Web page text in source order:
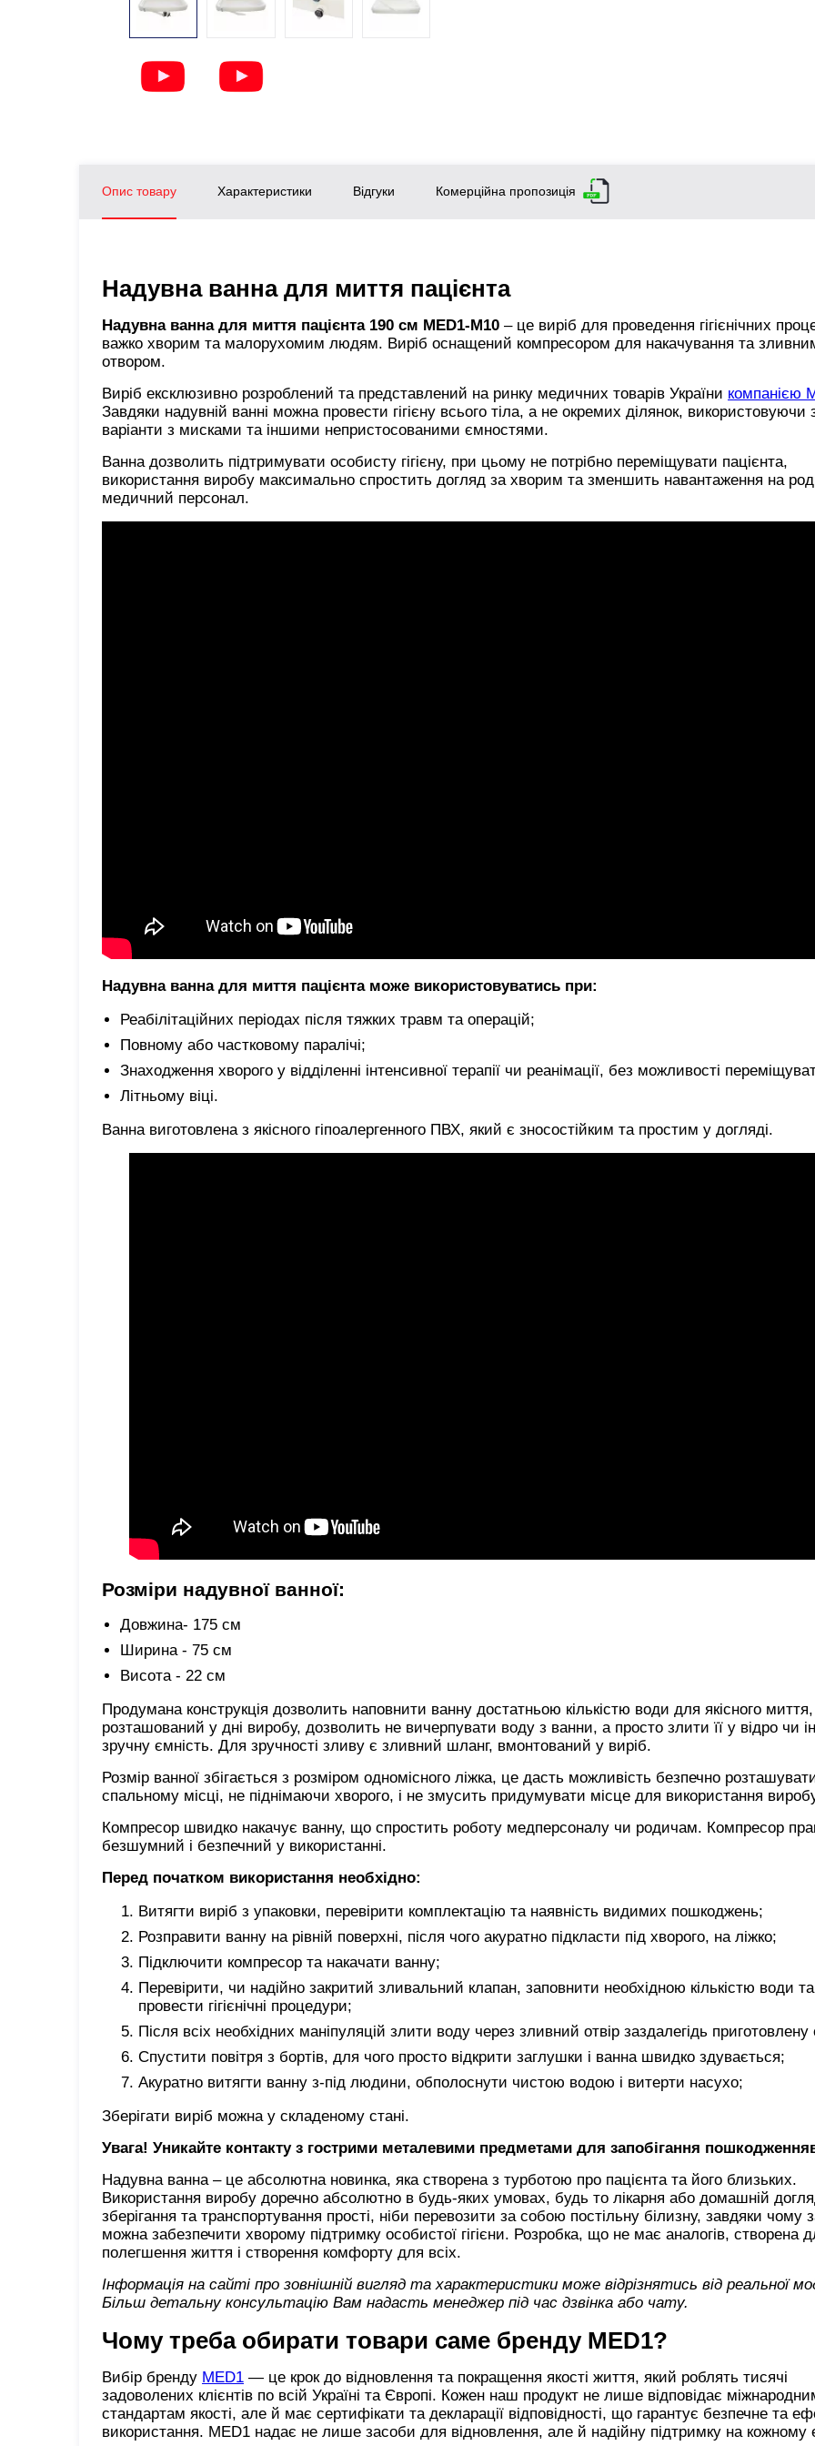
Опис товару Характеристики Відгуки Комерційна пропозиція
Надувна ванна для миття пацієнта
Надувна ванна для миття пацієнта 190 см MED1-M10 – це виріб для проведення гігієнічних
важко хворим та малорухомим людям. Виріб оснащений компресором для накачування та
отвором.
Виріб ексклюзивно розроблений та представлений на ринку медичних товарів України компанією
Завдяки надувній ванні можна провести гігієну всього тіла, а не окремих ділянок, використовуючи
варіанти з мисками та іншими непристосованими ємностями.
Ванна дозволить підтримувати особисту гігієну, при цьому не потрібно переміщувати пацієнта,
використання виробу максимально спростить догляд за хворим та зменшить навантаження на
медичний персонал.
Надувна ванна для миття пацієнта може використовуватись при:
Реабілітаційних періодах після тяжких травм та операцій;
Повному або частковому паралічі;
Знаходження хворого у відділенні інтенсивної терапії чи реанімації, без можливості
Літньому віці.
Ванна виготовлена з якісного гіпоалергенного ПВХ, який є зносостійким та простим у догляді.
Розміри надувної ванної:
Довжина- 175 см
Ширина - 75 см
Висота - 22 см
Продумана конструкція дозволить наповнити ванну достатньою кількістю води для якісного
розташований у дні виробу, дозволить не вичерпувати воду з ванни, а просто злити її у відро чи
зручну ємність. Для зручності зливу є зливний шланг, вмонтований у виріб.
Розмір ванної збігається з розміром одномісного ліжка, це дасть можливість безпечно
спальному місці, не піднімаючи хворого, і не змусить придумувати місце для використання
Компресор швидко накачує ванну, що спростить роботу медперсоналу чи родичам. Компресор
безшумний і безпечний у використанні.
Перед початком використання необхідно:
Витягти виріб з упаковки, перевірити комплектацію та наявність видимих пошкоджень;
Розправити ванну на рівній поверхні, після чого акуратно підкласти під хворого, на ліжко;
Підключити компресор та накачати ванну;
Перевірити, чи надійно закритий зливальний клапан, заповнити необхідною кількістю води та
провести гігієнічні процедури;
Після всіх необхідних маніпуляцій злити воду через зливний отвір заздалегідь приготовлену
Спустити повітря з бортів, для чого просто відкрити заглушки і ванна швидко здувається;
Акуратно витягти ванну з-під людини, обполоснути чистою водою і витерти насухо;
Зберігати виріб можна у складеному стані.
Увага! Уникайте контакту з гострими металевими предметами для запобігання
Надувна ванна – це абсолютна новинка, яка створена з турботою про пацієнта та його близьких.
Використання виробу доречно абсолютно в будь-яких умовах, будь то лікарня або домашній
зберігання та транспортування прості, ніби перевозити за собою постільну білизну, завдяки чому
можна забезпечити хворому підтримку особистої гігієни. Розробка, що не має аналогів, створена
полегшення життя і створення комфорту для всіх.
Інформація на сайті про зовнішній вигляд та характеристики може відрізнятись від реальної
Більш детальну консультацію Вам надасть менеджер під час дзвінка або чату.
Чому треба обирати товари саме бренду MED1?
Вибір бренду MED1 — це крок до відновлення та покращення якості життя, який роблять тисячі
задоволених клієнтів по всій Україні та Європі. Кожен наш продукт не лише відповідає
стандартам якості, але й має сертифікати та декларації відповідності, що гарантує безпечне та
використання. MED1 надає не лише засоби для відновлення, але й надійну підтримку на кожному